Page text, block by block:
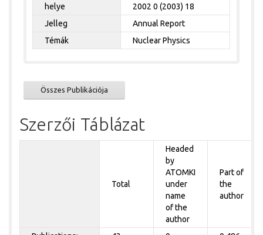
helye
2002 0 (2003) 18
Jelleg
Annual Report
Témák
Nuclear Physics
Összes Publikációja
Szerzői Táblázat
Total
Headed
by
ATOMKI
under
name
of the
author
Part of
the
author